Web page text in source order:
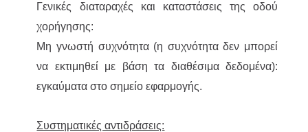
Γενικές διαταραχές και καταστάσεις της οδού
χορήγησης:
Μη γνωστή συχνότητα (η συχνότητα δεν μπορεί
να εκτιμηθεί με βάση τα διαθέσιμα δεδομένα):
εγκαύματα στο σημείο εφαρμογής.
Συστηματικές αντιδράσεις: